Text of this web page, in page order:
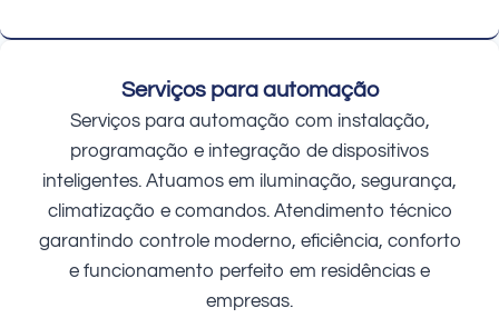
Serviços para automação
Serviços para automação com instalação,
programação e integração de dispositivos
inteligentes. Atuamos em iluminação, segurança,
climatização e comandos. Atendimento técnico
garantindo controle moderno, eficiência, conforto
e funcionamento perfeito em residências e
empresas.